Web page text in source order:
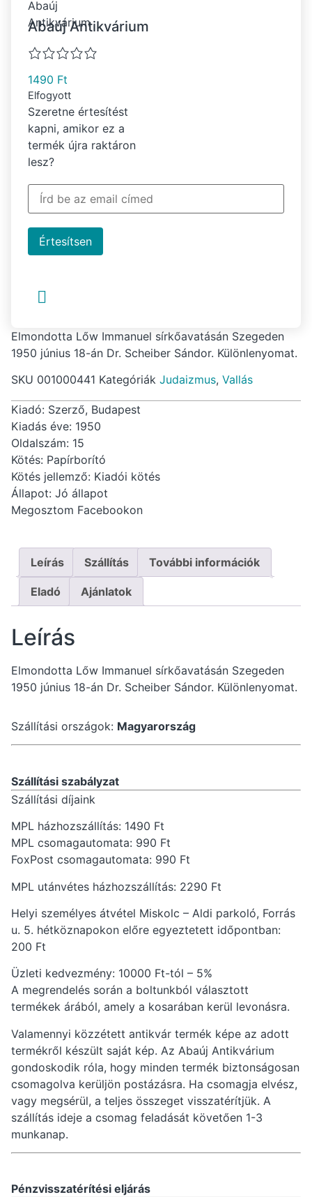
Abaúj Antikvárium
1490 Ft
Elfogyott
Szeretne értesítést
kapni, amikor ez a
termék újra raktáron
lesz?
Értesítsen
Elmondotta Lőw Immanuel sírkőavatásán Szegeden
1950 június 18-án Dr. Scheiber Sándor. Különlenyomat.
SKU 001000441 Kategóriák Judaizmus, Vallás
Kiadó: Szerző, Budapest
Kiadás éve: 1950
Oldalszám: 15
Kötés: Papírborító
Kötés jellemző: Kiadói kötés
Állapot: Jó állapot
Megosztom Facebookon
Leírás Szállítás További információk
Eladó Ajánlatok
Leírás
Elmondotta Lőw Immanuel sírkőavatásán Szegeden
1950 június 18-án Dr. Scheiber Sándor. Különlenyomat.
Szállítási országok: Magyarország
Szállítási szabályzat
Szállítási díjaink
MPL házhozszállítás: 1490 Ft
MPL csomagautomata: 990 Ft
FoxPost csomagautomata: 990 Ft
MPL utánvétes házhozszállítás: 2290 Ft
Helyi személyes átvétel Miskolc – Aldi parkoló, Forrás
u. 5. hétköznapokon előre egyeztetett időpontban:
200 Ft
Üzleti kedvezmény: 10000 Ft-tól – 5%
A megrendelés során a boltunkból választott
termékek árából, amely a kosarában kerül levonásra.
Valamennyi közzétett antikvár termék képe az adott
termékről készült saját kép. Az Abaúj Antikvárium
gondoskodik róla, hogy minden termék biztonságosan
csomagolva kerüljön postázásra. Ha csomagja elvész,
vagy megsérül, a teljes összeget visszatérítjük. A
szállítás ideje a csomag feladását követően 1-3
munkanap.
Pénzvisszatérítési eljárás